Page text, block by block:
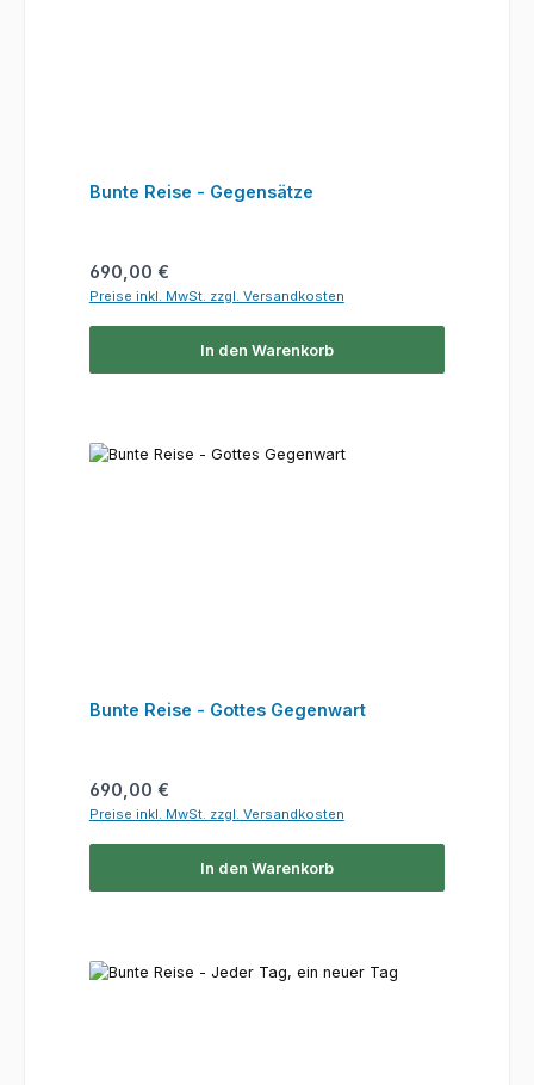
Bunte Reise - Gegensätze
Regulärer Preis:
690,00 €
Preise inkl. MwSt. zzgl. Versandkosten
In den Warenkorb
Bunte Reise - Gottes Gegenwart
Regulärer Preis:
690,00 €
Preise inkl. MwSt. zzgl. Versandkosten
In den Warenkorb